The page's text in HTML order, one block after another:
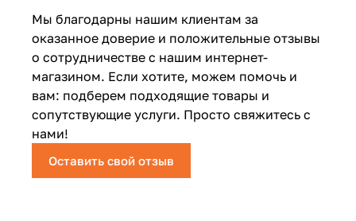
Мы благодарны нашим клиентам за
оказанное доверие и положительные отзывы
о сотрудничестве с нашим интернет-
магазином. Если хотите, можем помочь и
вам: подберем подходящие товары и
сопутствующие услуги. Просто свяжитесь с
нами!
Оставить свой отзыв